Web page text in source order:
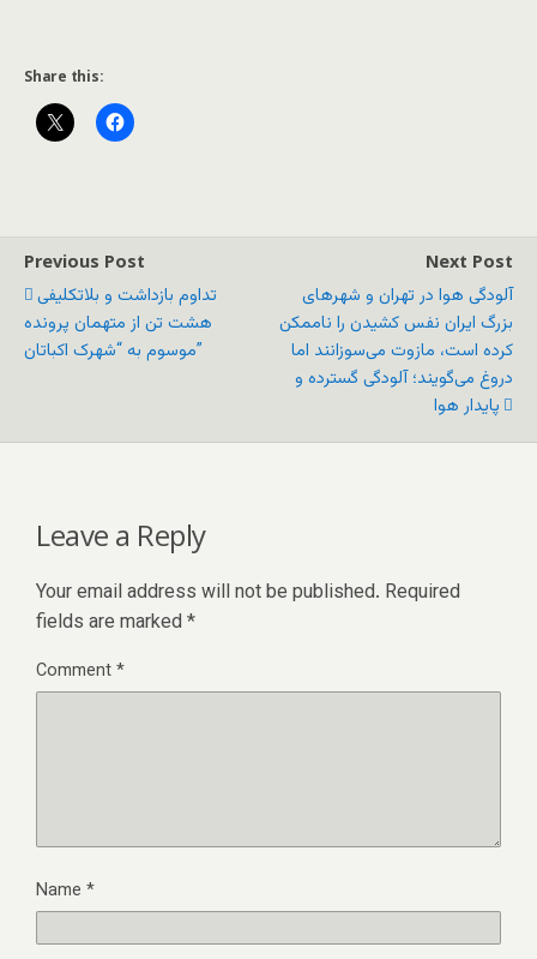
Share this:
Previous Post
تداوم بازداشت و بلاتکلیفی
هشت تن از متهمان پرونده
موسوم به “شهرک اکباتان”
Next Post
آلودگی هوا در تهران و شهرهای
بزرگ ایران نفس کشیدن را ناممکن
کرده است، مازوت می‌سوزانند اما
دروغ می‌گویند؛ آلودگی گسترده و
پایدار هوا
Leave a Reply
Your email address will not be published. Required
fields are marked *
Comment*
Name *